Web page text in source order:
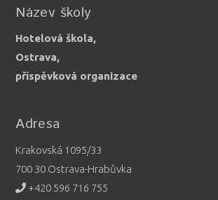
Název školy
Hotelová škola,
Ostrava,
příspěvková organizace
Adresa
Krakovská 1095/33
700 30 Ostrava-Hrabůvka
+420 596 716 755